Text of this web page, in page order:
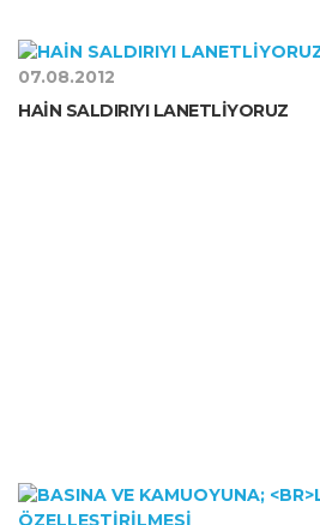
07.08.2012
HAİN SALDIRIYI LANETLİYORUZ